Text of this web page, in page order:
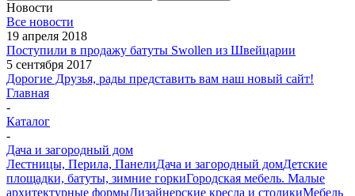
Новости
Все новости
19 апреля 2018
Поступили в продажу батуты Swollen из Швейцарии
5 сентября 2017
Дорогие Друзья, рады представить вам наш новый сайт!
Главная
-
Каталог
-
Дача и загородный дом
Лестницы, Перила, ПанелиДача и загородный домДетские
площадки, батуты, зимние горкиГородская мебель. Малые
архитектурные формыДизайнерские кресла и столикиМебель